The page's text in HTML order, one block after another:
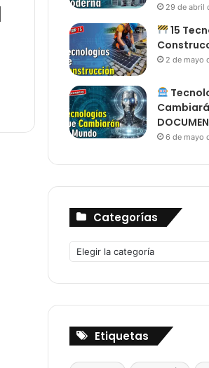
29 de abril
15
2 de mayo
6 de mayo
Categorías
Categorías
Etiquetas